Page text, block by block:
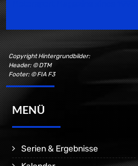
Copyright Hintergrundbilder:
Header: © DTM
Footer: © FIA F3
MENÜ
Serien & Ergebnisse